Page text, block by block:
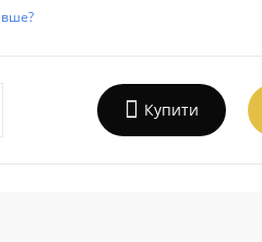
Купити